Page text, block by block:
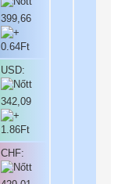
399,66
USD:
342,09
CHF: